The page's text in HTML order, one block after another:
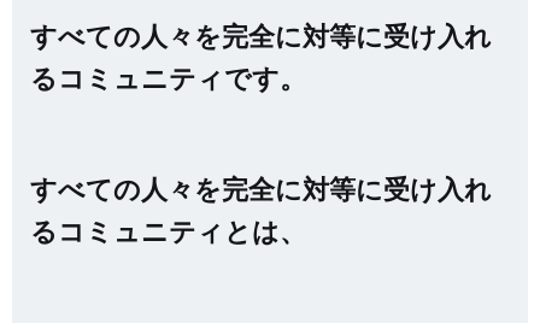
すべての人々を完全に対等に受け入れ
るコミュニティです。
すべての人々を完全に対等に受け入れ
るコミュニティとは、